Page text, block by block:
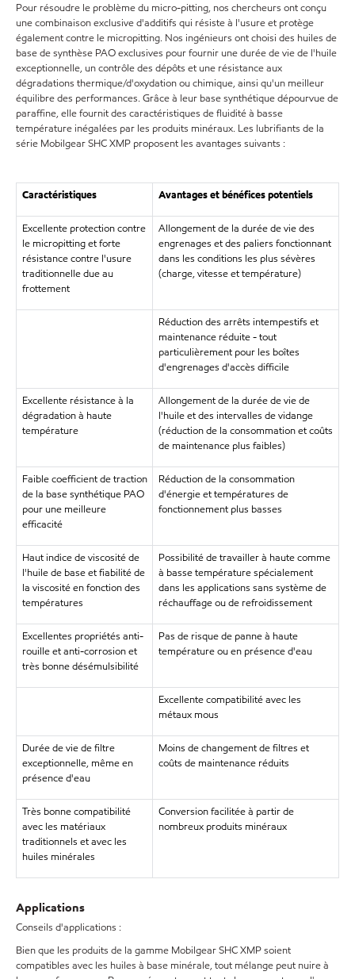
Pour résoudre le problème du micro-pitting, nos chercheurs ont conçu
une combinaison exclusive d'additifs qui résiste à l'usure et protège
également contre le micropitting. Nos ingénieurs ont choisi des huiles de
base de synthèse PAO exclusives pour fournir une durée de vie de l'huile
exceptionnelle, un contrôle des dépôts et une résistance aux
dégradations thermique/d'oxydation ou chimique, ainsi qu'un meilleur
équilibre des performances. Grâce à leur base synthétique dépourvue de
paraffine, elle fournit des caractéristiques de fluidité à basse
température inégalées par les produits minéraux. Les lubrifiants de la
série Mobilgear SHC XMP proposent les avantages suivants :
Caractéristiques Avantages et bénéfices potentiels
Excellente protection contre
le micropitting et forte
résistance contre l'usure
traditionnelle due au
frottement
Allongement de la durée de vie des
engrenages et des paliers fonctionnant
dans les conditions les plus sévères
(charge, vitesse et température)
Réduction des arrêts intempestifs et
maintenance réduite - tout
particulièrement pour les boîtes
d'engrenages d'accès difficile
Excellente résistance à la
dégradation à haute
température
Allongement de la durée de vie de
l'huile et des intervalles de vidange
(réduction de la consommation et coûts
de maintenance plus faibles)
Faible coefficient de traction
de la base synthétique PAO
pour une meilleure
efficacité
Réduction de la consommation
d'énergie et températures de
fonctionnement plus basses
Haut indice de viscosité de
l'huile de base et fiabilité de
la viscosité en fonction des
températures
Possibilité de travailler à haute comme
à basse température spécialement
dans les applications sans système de
réchauffage ou de refroidissement
Excellentes propriétés anti-
rouille et anti-corrosion et
très bonne désémulsibilité
Pas de risque de panne à haute
température ou en présence d'eau
Excellente compatibilité avec les
métaux mous
Durée de vie de filtre
exceptionnelle, même en
présence d'eau
Moins de changement de filtres et
coûts de maintenance réduits
Très bonne compatibilité
avec les matériaux
traditionnels et avec les
huiles minérales
Conversion facilitée à partir de
nombreux produits minéraux
Applications
Conseils d'applications :
Bien que les produits de la gamme Mobilgear SHC XMP soient
compatibles avec les huiles à base minérale, tout mélange peut nuire à